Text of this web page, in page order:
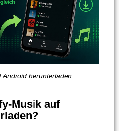
Android herunterladen
Musik auf